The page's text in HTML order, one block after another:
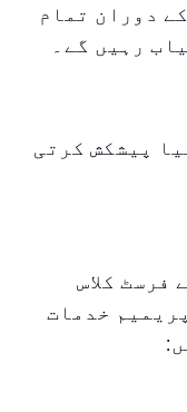
دوران تمام
رہیں گے۔
پیشکش کرتی
فرسٹ کلاس
خدمات